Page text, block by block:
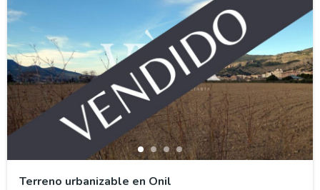
Terreno urbanizable en Onil